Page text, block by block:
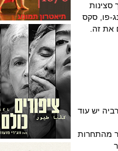
סצינות
פו, סקס
את זה.
יש עוד
מהתחרות